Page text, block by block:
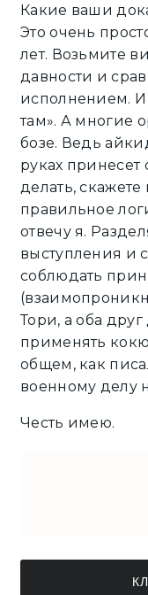
Какие ваши
Это очень
лет. Возьмите
давности и
исполнением. И
там». А многие
бозе. Ведь
руках принесет
делать,
правильное
отвечу я.
выступления и
соблюдать
Тори, а оба
применять
общем, как
военному делу
Честь имею.